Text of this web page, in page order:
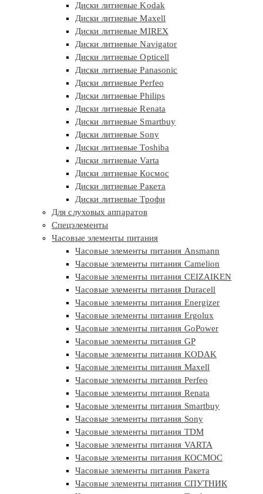
Диски литиевые Kodak
Диски литиевые Maxell
Диски литиевые MIREX
Диски литиевые Navigator
Диски литиевые Opticell
Диски литиевые Panasonic
Диски литиевые Perfeo
Диски литиевые Philips
Диски литиевые Renata
Диски литиевые Smartbuy
Диски литиевые Sony
Диски литиевые Toshiba
Диски литиевые Varta
Диски литиевые Космос
Диски литиевые Ракета
Диски литиевые Трофи
Для слуховых аппаратов
Спецэлементы
Часовые элементы питания
Часовые элементы питания Ansmann
Часовые элементы питания Camelion
Часовые элементы питания CEIZAIKEN
Часовые элементы питания Duracell
Часовые элементы питания Energizer
Часовые элементы питания Ergolux
Часовые элементы питания GoPower
Часовые элементы питания GP
Часовые элементы питания KODAK
Часовые элементы питания Maxell
Часовые элементы питания Perfeo
Часовые элементы питания Renata
Часовые элементы питания Smartbuy
Часовые элементы питания Sony
Часовые элементы питания TDM
Часовые элементы питания VARTA
Часовые элементы питания КОСМОС
Часовые элементы питания Ракета
Часовые элементы питания СПУТНИК